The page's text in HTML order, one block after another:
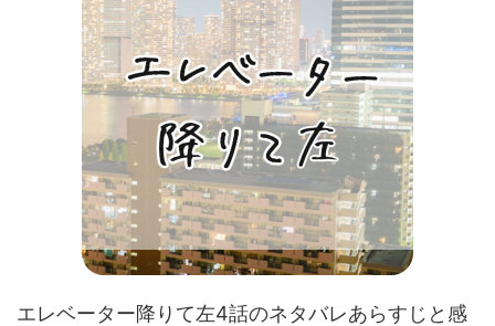
エレベーター降りて左4話のネタバレあらすじと感